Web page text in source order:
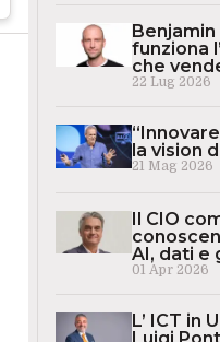
Benjamin
funziona
che
22 Lug 2026
la vision
21 Mag 2026
Il CIO
AI, dati e
01 Apr 2026
L’ ICT in